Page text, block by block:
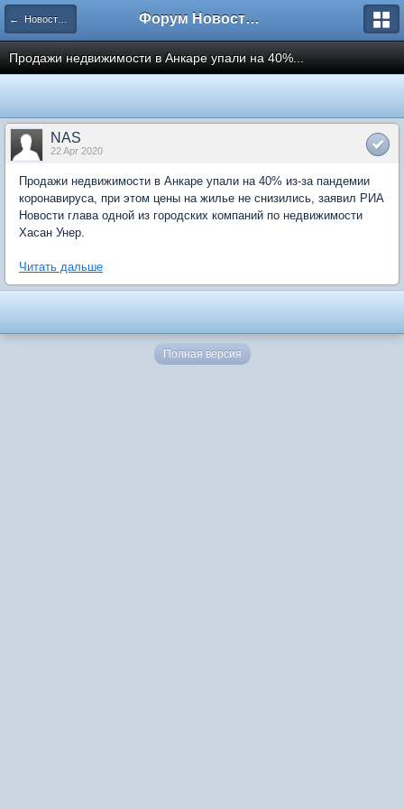
← Новости рынка недвижимости Форум Новостройки
Продажи недвижимости в Анкаре упали на 40%...
NAS
22 Apr 2020
Продажи недвижимости в Анкаре упали на 40% из-за пандемии
коронавируса, при этом цены на жилье не снизились, заявил РИА
Новости глава одной из городских компаний по недвижимости
Хасан Унер.
Читать дальше
Полная версия